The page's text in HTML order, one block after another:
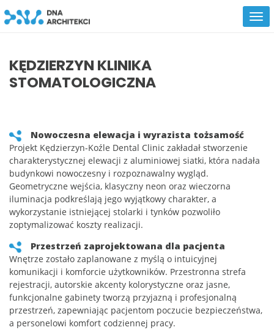
KĘDZIERZYN KLINIKA
STOMATOLOGICZNA
Nowoczesna elewacja i wyrazista tożsamość
Projekt Kędzierzyn-Koźle Dental Clinic zakładał stworzenie
charakterystycznej elewacji z aluminiowej siatki, która nadała
budynkowi nowoczesny i rozpoznawalny wygląd.
Geometryczne wejścia, klasyczny neon oraz wieczorna
iluminacja podkreślają jego wyjątkowy charakter, a
wykorzystanie istniejącej stolarki i tynków pozwoliło
zoptymalizować koszty realizacji.
Przestrzeń zaprojektowana dla pacjenta
Wnętrze zostało zaplanowane z myślą o intuicyjnej
komunikacji i komforcie użytkowników. Przestronna strefa
rejestracji, autorskie akcenty kolorystyczne oraz jasne,
funkcjonalne gabinety tworzą przyjazną i profesjonalną
przestrzeń, zapewniając pacjentom poczucie bezpieczeństwa,
a personelowi komfort codziennej pracy.